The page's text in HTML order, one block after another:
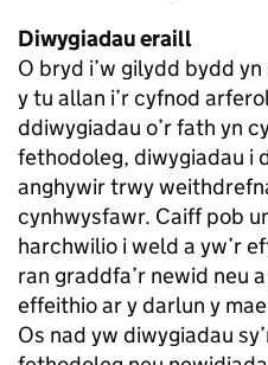
Diwygiadau eraill
O bryd i’w gilydd bydd
y tu allan i’r cyfnod
ddiwygiadau o’r fath yn
fethodoleg, diwygiadau i
anghywir trwy
cynhwysfawr. Caiff pob
harchwilio i weld a yw’r
ran graddfa’r newid neu
effeithio ar y darlun y
Os nad yw diwygiadau